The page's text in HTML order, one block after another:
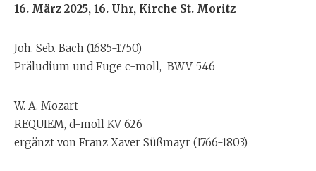
16. März 2025, 16. Uhr, Kirche St. Moritz
Joh. Seb. Bach (1685-1750)
Präludium und Fuge c-moll, BWV 546
W. A. Mozart
REQUIEM, d-moll KV 626
ergänzt von Franz Xaver Süßmayr (1766-1803)